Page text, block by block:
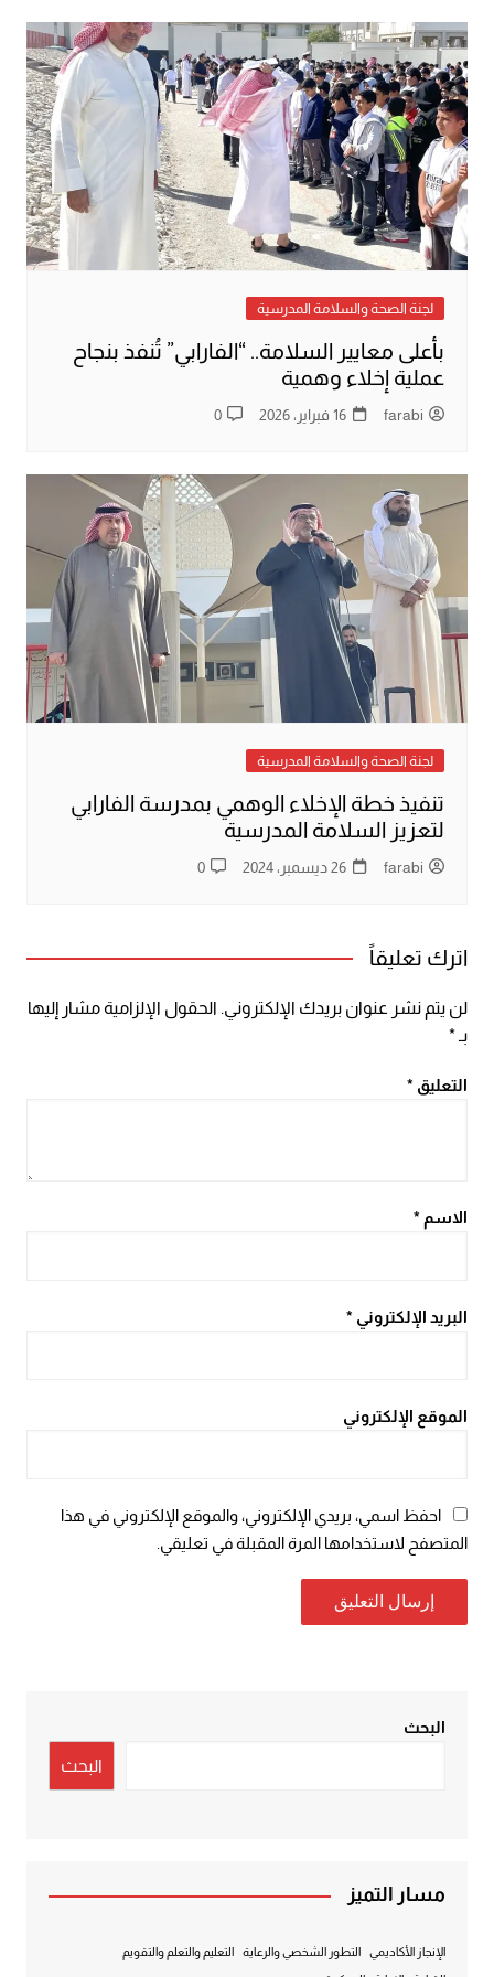
لجنة الصحة والسلامة المدرسية
بأعلى معايير السلامة.. “الفارابي” تُنفذ بنجاح
عملية إخلاء وهمية
farabi 16 فبراير، 2026 0
لجنة الصحة والسلامة المدرسية
تنفيذ خطة الإخلاء الوهمي بمدرسة الفارابي
لتعزيز السلامة المدرسية
farabi 26 ديسمبر، 2024 0
اترك تعليقاً
لن يتم نشر عنوان بريدك الإلكتروني. الحقول الإلزامية مشار إليها
بـ*
التعليق *
الاسم *
البريد الإلكتروني *
الموقع الإلكتروني
احفظ اسمي، بريدي الإلكتروني، والموقع الإلكتروني في هذا
المتصفح لاستخدامها المرة المقبلة في تعليقي.
البحث
البحث
مسار التميز
الإنجاز الأكاديمي التطور الشخصي والرعاية التعليم والتعلم والتقويم